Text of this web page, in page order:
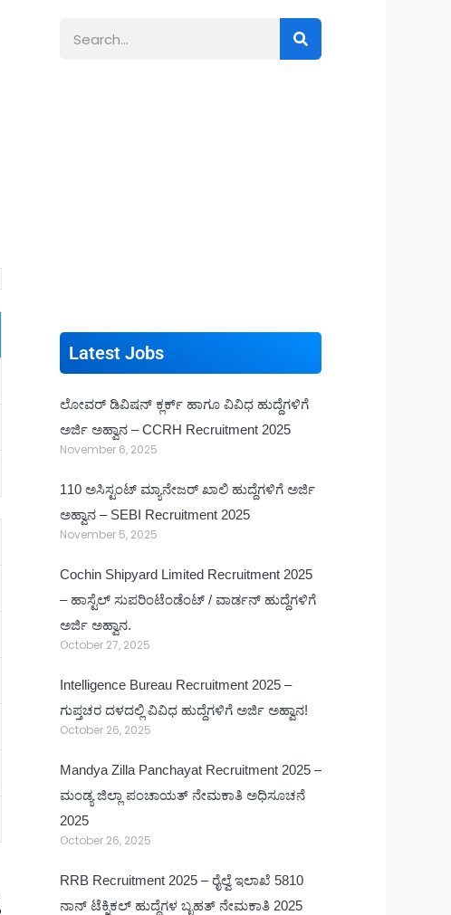
Search
Latest Jobs
ಲೋವರ್ ಡಿವಿಷನ್ ಕ್ಲರ್ಕ್ ಹಾಗೂ ವಿವಿಧ ಹುದ್ದೆಗಳಿಗೆ
ಅರ್ಜಿ ಅಹ್ವಾನ – CCRH Recruitment 2025
November 6, 2025
110 ಅಸಿಸ್ಟಂಟ್ ಮ್ಯಾನೇಜರ್ ಖಾಲಿ ಹುದ್ದೆಗಳಿಗೆ ಅರ್ಜಿ
ಅಹ್ವಾನ – SEBI Recruitment 2025
November 5, 2025
Cochin Shipyard Limited Recruitment 2025
– ಹಾಸ್ಟೆಲ್ ಸುಪರಿಂಟೆಂಡೆಂಟ್ / ವಾರ್ಡನ್ ಹುದ್ದೆಗಳಿಗೆ
ಅರ್ಜಿ ಅಹ್ವಾನ.
October 27, 2025
Intelligence Bureau Recruitment 2025 –
ಗುಪ್ತಚರ ದಳದಲ್ಲಿ ವಿವಿಧ ಹುದ್ದೆಗಳಿಗೆ ಅರ್ಜಿ ಅಹ್ವಾನ!
October 26, 2025
Mandya Zilla Panchayat Recruitment 2025 –
ಮಂಡ್ಯ ಜಿಲ್ಲಾ ಪಂಚಾಯತ್ ನೇಮಕಾತಿ ಅಧಿಸೂಚನೆ
2025
October 26, 2025
RRB Recruitment 2025 – ರೈಲ್ವೆ ಇಲಾಖೆ 5810
ನಾನ್ ಟೆಕ್ನಿಕಲ್ ಹುದ್ದೆಗಳ ಬೃಹತ್ ನೇಮಕಾತಿ 2025